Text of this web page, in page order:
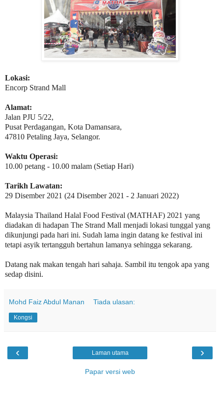
Lokasi:
Encorp Strand Mall
Alamat:
Jalan PJU 5/22,
Pusat Perdagangan, Kota Damansara,
47810 Petaling Jaya, Selangor.
Waktu Operasi:
10.00 petang - 10.00 malam (Setiap Hari)
Tarikh Lawatan:
29 Disember 2021 (24 Disember 2021 - 2 Januari 2022)
Malaysia Thailand Halal Food Festival (MATHAF) 2021 yang
diadakan di hadapan The Strand Mall menjadi lokasi tunggal yang
dikunjungi pada hari ini. Sudah lama ingin datang ke festival ini
tetapi asyik tertangguh bertahun lamanya sehingga sekarang.
Datang nak makan tengah hari sahaja. Sambil itu tengok apa yang
sedap disini.
Mohd Faiz Abdul Manan Tiada ulasan:
Kongsi
‹ ›
Laman utama
Papar versi web